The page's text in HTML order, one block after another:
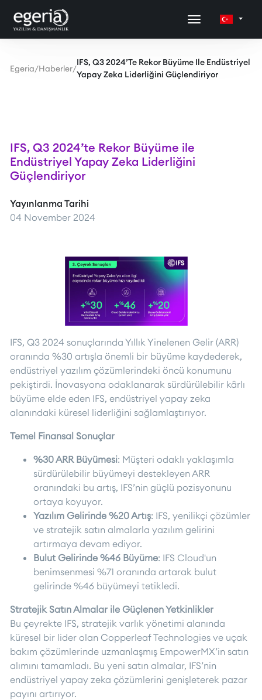
Egeria/Haberler/
IFS, Q3 2024’te Rekor Büyüme Ile Endüstriyel
Yapay Zeka Liderliğini Güçlendiriyor
IFS, Q3 2024’te Rekor Büyüme ile
Endüstriyel Yapay Zeka Liderliğini
Güçlendiriyor
Yayınlanma Tarihi
04 November 2024
IFS, Q3 2024 sonuçlarında Yıllık Yinelenen Gelir (ARR)
oranında %30 artışla önemli bir büyüme kaydederek,
endüstriyel yazılım çözümlerindeki öncü konumunu
pekiştirdi. İnovasyona odaklanarak sürdürülebilir kârlı
büyüme elde eden IFS, endüstriyel yapay zeka
alanındaki küresel liderliğini sağlamlaştırıyor.
Temel Finansal Sonuçlar
%30 ARR Büyümesi: Müşteri odaklı yaklaşımla
sürdürülebilir büyümeyi destekleyen ARR
oranındaki bu artış, IFS’nin güçlü pozisyonunu
ortaya koyuyor.
Yazılım Gelirinde %20 Artış: IFS, yenilikçi çözümler
ve stratejik satın almalarla yazılım gelirini
artırmaya devam ediyor.
Bulut Gelirinde %46 Büyüme: IFS Cloud'un
benimsenmesi %71 oranında artarak bulut
gelirinde %46 büyümeyi tetikledi.
Stratejik Satın Almalar ile Güçlenen Yetkinlikler
Bu çeyrekte IFS, stratejik varlık yönetimi alanında
küresel bir lider olan Copperleaf Technologies ve uçak
bakım çözümlerinde uzmanlaşmış EmpowerMX’in satın
alımını tamamladı. Bu yeni satın almalar, IFS’nin
endüstriyel yapay zeka çözümlerini genişleterek pazar
payını artırıyor.